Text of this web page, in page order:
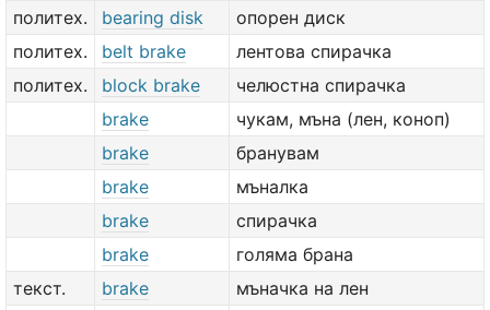
политех.
bearing disk
опорен диск
политех.
belt brake
лентова спирачка
политех.
block brake
челюстна спирачка
brake
чукам, мъна (лен, коноп)
brake
бранувам
brake
мъналка
brake
спирачка
brake
голяма брана
текст.
brake
мъначка на лен